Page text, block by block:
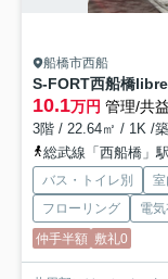
船橋市西船
S-FORT西船橋libre
10.1万円 管理/共
3階 / 22.64㎡ / 1K /
総武線「西船橋」
バス・トイレ別
フローリング
電
仲手半額 敷礼0